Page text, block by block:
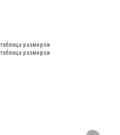
.
таблица размеров
таблица размеров